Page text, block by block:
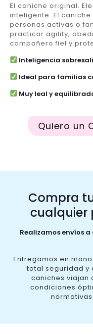
El caniche original.
inteligente. El
personas activas o
practicar agility,
compañero fiel y
Inteligencia
Ideal para familias
Muy leal y
Quiero un
Compra
cualquier
Realizamos envíos
Entregamos en
total seguridad y
caniches viajan
condiciones